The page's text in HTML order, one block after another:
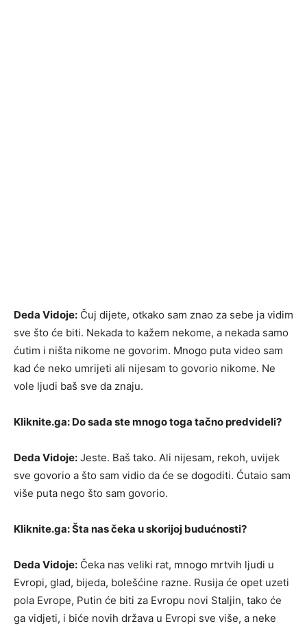
Deda Vidoje: Čuj dijete, otkako sam znao za sebe ja vidim
sve što će biti. Nekada to kažem nekome, a nekada samo
ćutim i ništa nikome ne govorim. Mnogo puta video sam
kad će neko umrijeti ali nijesam to govorio nikome. Ne
vole ljudi baš sve da znaju.
Kliknite.ga: Do sada ste mnogo toga tačno predvideli?
Deda Vidoje: Jeste. Baš tako. Ali nijesam, rekoh, uvijek
sve govorio a što sam vidio da će se dogoditi. Ćutaio sam
više puta nego što sam govorio.
Kliknite.ga: Šta nas čeka u skorijoj budućnosti?
Deda Vidoje: Čeka nas veliki rat, mnogo mrtvih ljudi u
Evropi, glad, bijeda, bolešćine razne. Rusija će opet uzeti
pola Evrope, Putin će biti za Evropu novi Staljin, tako će
ga vidjeti, i biće novih država u Evropi sve više, a neke